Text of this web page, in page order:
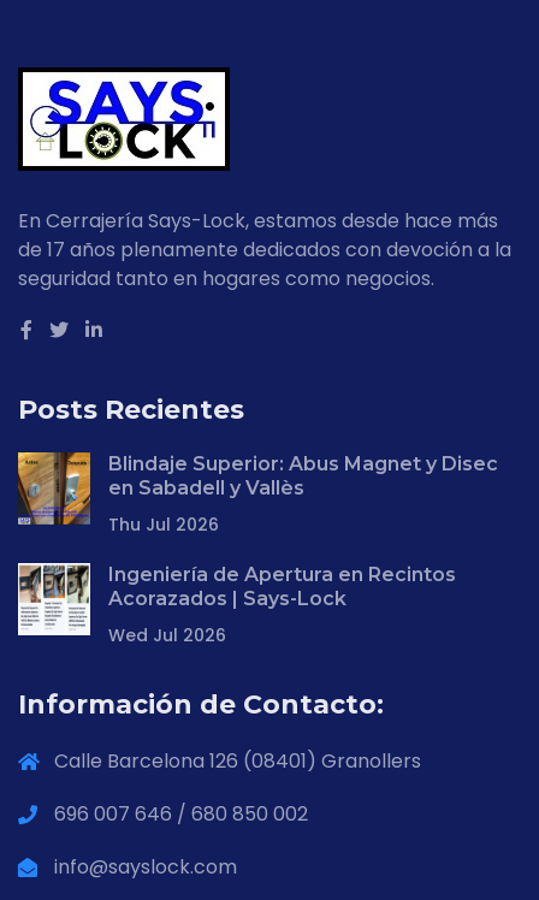
En Cerrajería Says-Lock, estamos desde hace más
de 17 años plenamente dedicados con devoción a la
seguridad tanto en hogares como negocios.
Posts Recientes
Blindaje Superior: Abus Magnet y Disec
en Sabadell y Vallès
Thu Jul 2026
Ingeniería de Apertura en Recintos
Acorazados | Says-Lock
Wed Jul 2026
Información de Contacto:
Calle Barcelona 126 (08401) Granollers
696 007 646 / 680 850 002
info@sayslock.com